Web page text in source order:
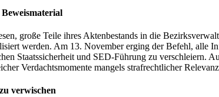
große Teile ihres Aktenbestands in die
werden. Am 13. November erging der Befehl, alle
Staatssicherheit und SED-Führung zu verschleiern.
Verdachtsmomente mangels strafrechtlicher
verwischen